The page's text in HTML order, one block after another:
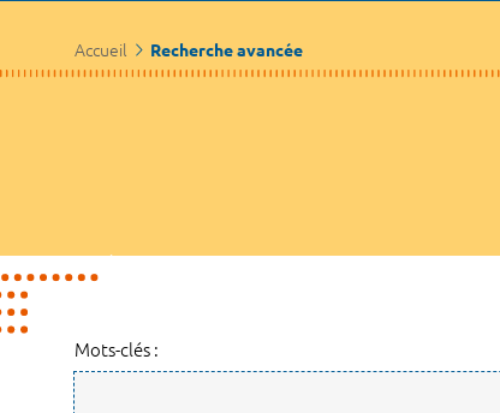
Accueil Recherche avancée
Mots-clés :